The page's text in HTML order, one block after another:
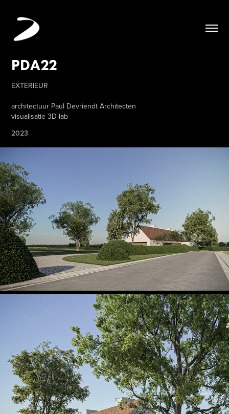
PDA22
EXTERIEUR
architectuur Paul Devriendt Architecten
visualisatie 3D-lab
2023